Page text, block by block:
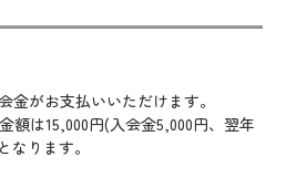
金がお支払いいただけます。
額は15,000円(入会金5,000円、翌年
なります。